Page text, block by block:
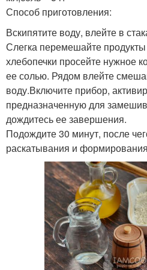
Способ приготовления:
Вскипятите воду, влейте в
Слегка перемешайте
хлебопечки просейте нужное
ее солью. Рядом влейте
воду.Включите прибор,
предназначенную для
дождитесь ее завершения.
Подождите 30 минут, после
раскатывания и